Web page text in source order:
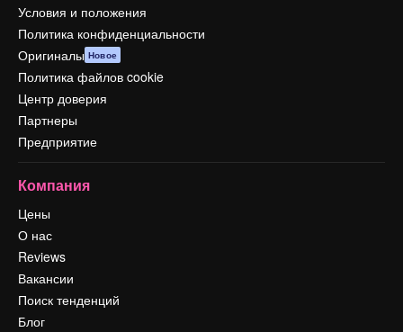
Условия и положения
Политика конфиденциальности
Оригиналы Новое
Политика файлов cookie
Центр доверия
Партнеры
Предприятие
Компания
Цены
О нас
Reviews
Вакансии
Поиск тенденций
Блог